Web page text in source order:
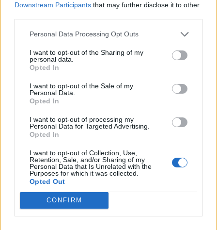
Downstream Participants that may further disclose it to other
Personal Data Processing Opt Outs
I want to opt-out of the Sharing of my
personal data.
Opted In
I want to opt-out of the Sale of my
Personal Data.
Opted In
I want to opt-out of processing my
Personal Data for Targeted Advertising.
Opted In
I want to opt-out of Collection, Use,
Retention, Sale, and/or Sharing of my
Personal Data that Is Unrelated with the
Purposes for which it was collected.
Opted Out
CONFIRM
Ebury: Κορυφαίες διακρίσεις στην κατάταξη
του Bloomberg για τις προβλέψεις της
Τις ισχυρές επιδόσεις της ομάδας Market Strategy στην πιο
διεθνής εταιρεία χρηματοοικονομικών υπηρεσιών.
Καταλαμβάνοντας κορυφαίες θέσεις σε μία σειρά από κατηγορίες,
η εταιρεία αναγνωρίζεται για την ακρίβεια των προβλέψεων της
NEWSROOM/05 Αυγ 2026